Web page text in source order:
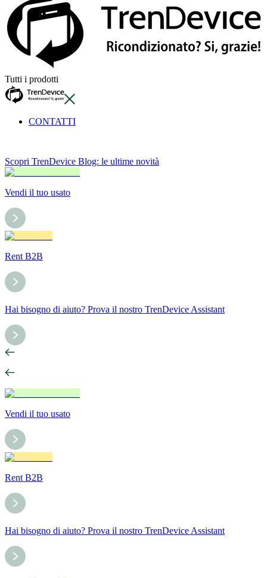
Tutti i prodotti
CONTATTI
Scopri TrenDevice Blog: le ultime novità
Vendi il tuo usato
Rent B2B
Hai bisogno di aiuto? Prova il nostro TrenDevice Assistant
Vendi il tuo usato
Rent B2B
Hai bisogno di aiuto? Prova il nostro TrenDevice Assistant